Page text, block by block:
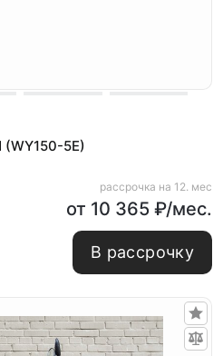
(WY150-5E)
рассрочка на 12. мес
от 10 365 ₽/мес.
В рассрочку